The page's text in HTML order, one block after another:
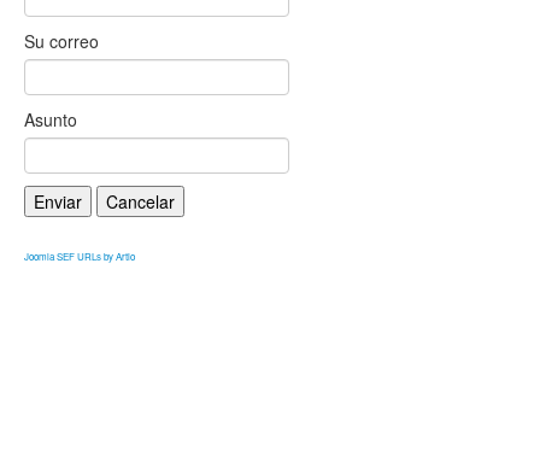
Su correo
Asunto
Enviar Cancelar
Joomla SEF URLs by Artio